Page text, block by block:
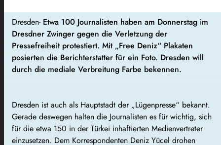
Dresden- Etwa 100 Journalisten haben am Donnerstag im
Dresdner Zwinger gegen die Verletzung der
Pressefreiheit protestiert. Mit „Free Deniz“ Plakaten
posierten die Berichterstatter für ein Foto. Dresden will
durch die mediale Verbreitung Farbe bekennen.
Dresden ist auch als Hauptstadt der „Lügenpresse“ bekannt.
Gerade deswegen halten die Journalisten es für wichtig, sich
für die etwa 150 in der Türkei inhaftierten Medienvertreter
einzusetzen. Dem Korrespondenten Deniz Yücel drohen